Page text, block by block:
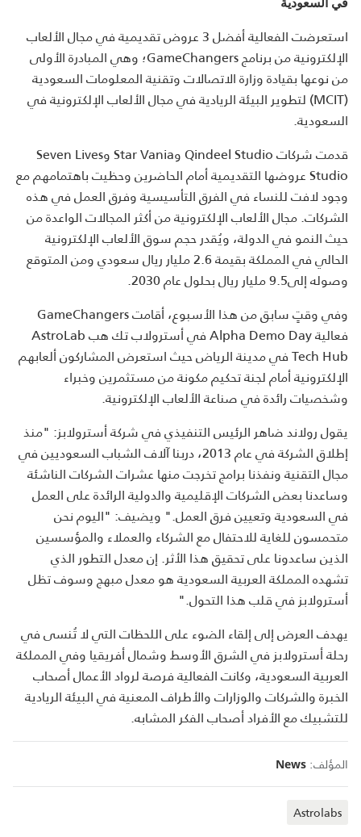
استعرضت الفعالية أفضل 3 عروض تقديمية في مجال الألعاب
الإلكترونية من برنامجGameChangers؛ وهي المبادرة الأولى
من نوعها بقيادة وزارة الاتصالات وتقنية المعلومات السعودية
(MCIT)لتطوير البيئة الريادية في مجال الألعاب الإلكترونية في
السعودية.
قدمت شركاتQindeel StudioوStar VaniaوSeven Lives
Studioعروضها التقديمية أمام الحاضرين وحظيت باهتمامهم مع
وجود لافت للنساء في الفرق التأسيسية وفرق العمل في هذه
الشركات. مجال الألعاب الإلكترونية من أكثر المجالات الواعدة من
حيث النمو في الدولة، ويُقدر حجم سوق الألعاب الإلكترونية
الحالي في المملكة بقيمة 2.6 مليار ريال سعودي ومن المتوقع
وصوله إلى9.5 مليار ريال بحلول عام 2030.
وفي وقتٍ سابق من هذا الأسبوع، أقامتGameChangers
فعاليةAlpha Demo Dayفي أسترولاب تك هبAstroLab
Tech Hubفي مدينة الرياض حيث استعرض المشاركون ألعابهم
الإلكترونية أمام لجنة تحكيم مكونة من مستثمرين وخبراء
وشخصيات رائدة في صناعة الألعاب الإلكترونية.
يقول رولاند ضاهر الرئيس التنفيذي في شركة أسترولابز: "منذ
إطلاق الشركة في عام 2013، دربنا آلاف الشباب السعوديين في
مجال التقنية ونفذنا برامج تخرجت منها عشرات الشركات الناشئة
وساعدنا بعض الشركات الإقليمية والدولية الرائدة على العمل
في السعودية وتعيين فرق العمل." ويضيف: "اليوم نحن
متحمسون للغاية للاحتفال مع الشركاء والعملاء والمؤسسين
الذين ساعدونا على تحقيق هذا الأثر. إن معدل التطور الذي
تشهده المملكة العربية السعودية هو معدل مبهج وسوف تظل
أسترولابز في قلب هذا التحول."
يهدف العرض إلى إلقاء الضوء على اللحظات التي لا تُنسى في
رحلة أسترولابز في الشرق الأوسط وشمال أفريقيا وفي المملكة
العربية السعودية، وكانت الفعالية فرصة لرواد الأعمال أصحاب
الخبرة والشركات والوزارات والأطراف المعنية في البيئة الريادية
للتشبيك مع الأفراد أصحاب الفكر المشابه.
المؤلف: News
Astrolabs